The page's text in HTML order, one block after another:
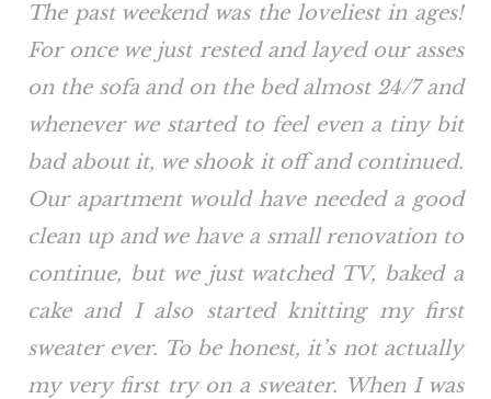
The past weekend was the loveliest in ages!
For once we just rested and layed our asses
on the sofa and on the bed almost 24/7 and
whenever we started to feel even a tiny bit
bad about it, we shook it off and continued.
Our apartment would have needed a good
clean up and we have a small renovation to
continue, but we just watched TV, baked a
cake and I also started knitting my first
sweater ever. To be honest, it’s not actually
my very first try on a sweater. When I was